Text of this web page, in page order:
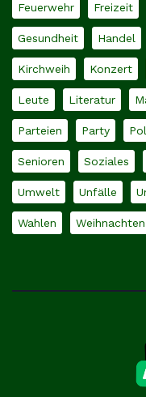
Feuerwehr Freizeit
Gesundheit Handel
Kirchweih Konzert
Leute Literatur
Parteien Party
Senioren Soziales
Umwelt Unfälle
Wahlen Weihnachten